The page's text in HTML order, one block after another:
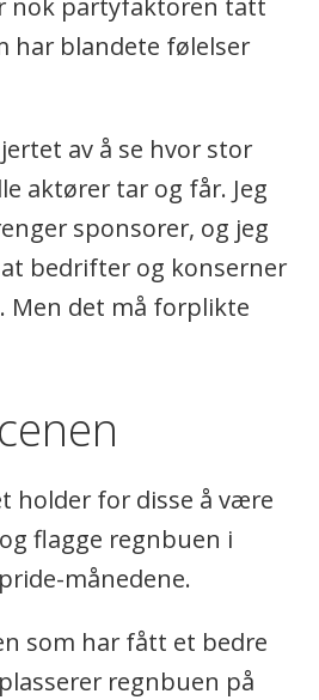
nok partyfaktoren tatt
har blandete følelser
av å se hvor stor
aktører tar og får. Jeg
sponsorer, og jeg
bedrifter og konserner
Men det må forplikte
holder for disse å være
flagge regnbuen i
månedene.
som har fått et bedre
regnbuen på